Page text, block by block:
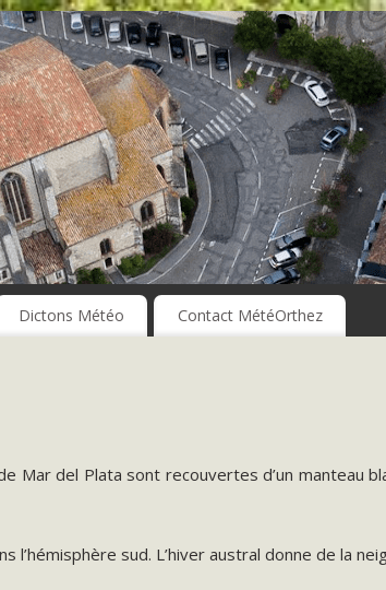
Dictons Météo Contact MétéOrthez
Mar del Plata sont recouvertes d’un manteau
sud. L’hiver austral donne de la